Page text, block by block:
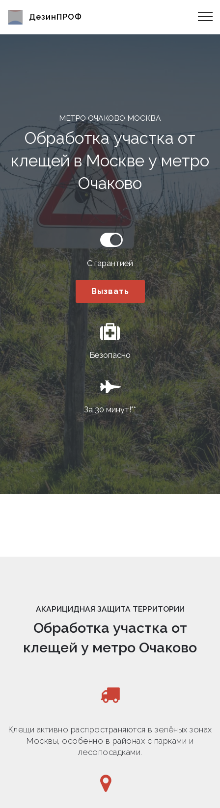
ДезинПРОФ
МЕТРО ОЧАКОВО МОСКВА
Обработка участка от
клещей в Москве у метро
Очаково
С гарантией
Вызвать
Безопасно
За 30 минут!**
АКАРИЦИДНАЯ ЗАЩИТА ТЕРРИТОРИИ
Обработка участка от
клещей у метро Очаково
Клещи активно распространяются в зелёных зонах
Москвы, особенно в районах с парками и
лесопосадками.